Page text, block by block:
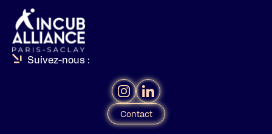
Suivez-nous :
Contact